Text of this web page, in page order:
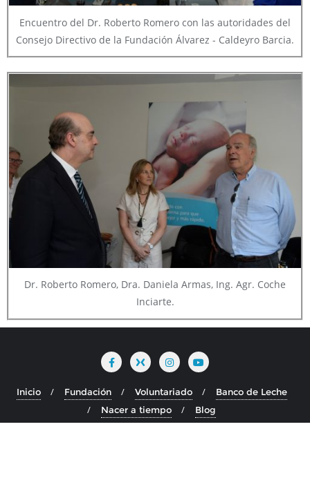
Encuentro del Dr. Roberto Romero con las autoridades del
Consejo Directivo de la Fundación Álvarez - Caldeyro Barcia.
Dr. Roberto Romero, Dra. Daniela Armas, Ing. Agr. Coche
Inciarte.
Inicio Fundación Voluntariado
Banco de Leche
Nacer a tiempo
Blog